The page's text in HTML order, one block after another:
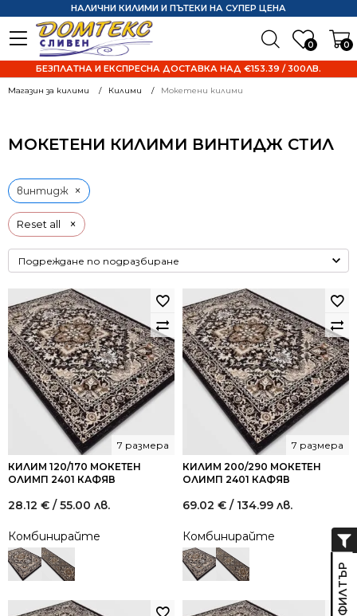
0 0
НАЛИЧНИ КИЛИМИ И ПЪТЕКИ НА СУПЕР ЦЕНА
БЕЗПЛАТНА И ЕКСПРЕСНА ДОСТАВКА НАД €153.39 / 300ЛВ.
Магазин за килими Килими Мокетени килими
МОКЕТЕНИ КИЛИМИ ВИНТИДЖ СТИЛ
Reset all ×
винтидж ×
КИЛИМ 120/170 МОКЕТЕН
ОЛИМП 2401 КАФЯВ
7 размера
28.12 € / 55.00 лв.
Комбинирайте
КИЛИМ 200/290 МОКЕТЕН
ОЛИМП 2401 КАФЯВ
7 размера
69.02 € / 134.99 лв.
Комбинирайте